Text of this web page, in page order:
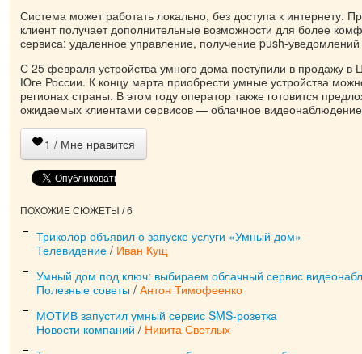
Система может работать локально, без доступа к интернету.
клиент получает дополнительные возможности для более
сервиса: удаленное управление, получение push-
С 25 февраля устройства умного дома поступили в продажу в
Юге России. К концу марта приобрести умные устройства
регионах страны. В этом году оператор также готовится
ожидаемых клиентами сервисов — облачное
1 / Мне нравится
ПОХОЖИЕ СЮЖЕТЫ / 6
Триколор объявил о запуске услуги «Умный дом»
Телевидение / Иван Кущ
Умный дом под ключ: выбираем облачный сервис
Полезные советы / Антон Тимофеенко
МОТИВ запустил умный сервис SMS-розетка
Новости компаний / Никита Светлых